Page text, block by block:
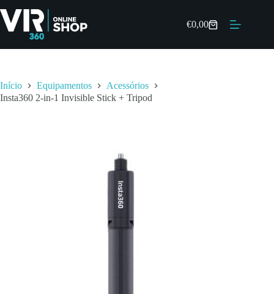
para
conteúdo
22,00
Disponível por encomenda
Adicionar
Carrinho
compras
€0,00
Início Equipamentos
Acessórios
Insta360 2-in-1 Invisible Stick + Tripod